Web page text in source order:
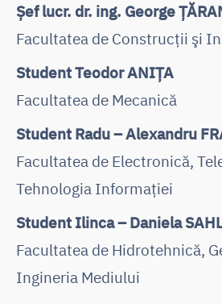
Șef lucr. dr. ing. George
Facultatea de Construcţii şi
Student Teodor ANIŢA
Facultatea de Mecanică
Student Radu – Alexandru
Facultatea de Electronică,
Tehnologia Informaţiei
Student Ilinca – Daniela
Facultatea de Hidrotehnică,
Ingineria Mediului